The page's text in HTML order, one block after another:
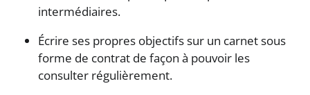
intermédiaires.
Écrire ses propres objectifs sur un carnet sous
forme de contrat de façon à pouvoir les
consulter régulièrement.